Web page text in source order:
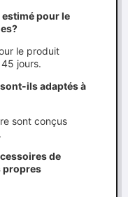
estimé pour le
le produit
jours.
ils adaptés à
sont conçus
de
propres